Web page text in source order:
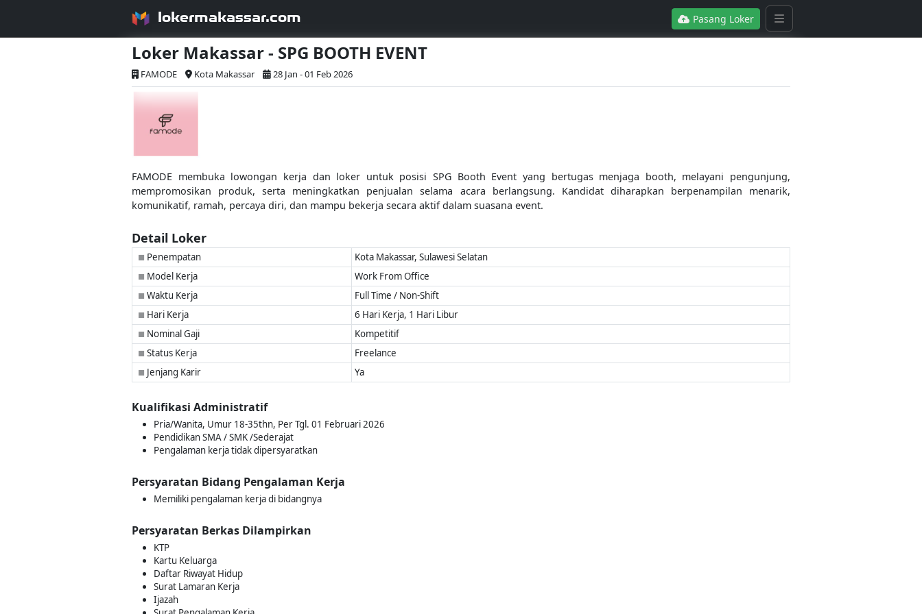
lokermakassar.com Pasang Loker
Loker Makassar - SPG BOOTH EVENT
FAMODE Kota Makassar 28 Jan - 01 Feb 2026
FAMODE membuka lowongan kerja dan loker untuk posisi SPG Booth Event yang bertugas menjaga booth, melayani pengunjung,
mempromosikan produk, serta meningkatkan penjualan selama acara berlangsung. Kandidat diharapkan berpenampilan menarik,
komunikatif, ramah, percaya diri, dan mampu bekerja secara aktif dalam suasana event.
Detail Loker
■ Penempatan Kota Makassar, Sulawesi Selatan
■ Model Kerja Work From Office
■ Waktu Kerja Full Time / Non-Shift
■ Hari Kerja 6 Hari Kerja, 1 Hari Libur
■ Nominal Gaji Kompetitif
■ Status Kerja Freelance
■ Jenjang Karir Ya
Kualifikasi Administratif
Pria/Wanita, Umur 18-35thn, Per Tgl. 01 Februari 2026
Pendidikan SMA / SMK /Sederajat
Pengalaman kerja tidak dipersyaratkan
Persyaratan Bidang Pengalaman Kerja
Memiliki pengalaman kerja di bidangnya
Persyaratan Berkas Dilampirkan
KTP
Kartu Keluarga
Daftar Riwayat Hidup
Surat Lamaran Kerja
Ijazah